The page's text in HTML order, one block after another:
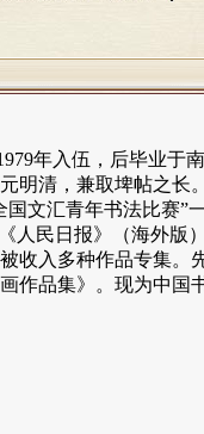
年入伍，后毕业于
明清，兼取埤帖之长
文汇青年书法比赛”一
人民日报》（海外版
收入多种作品专集。
作品集》。现为中国